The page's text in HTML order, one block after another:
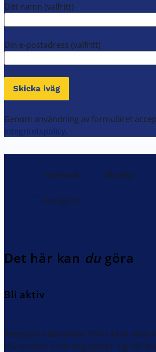
Ditt namn (valfritt)
Din e-postadress (valfritt)
Skicka iväg
Genom användning av formuläret
integritetspolicy.
Facebook Bluesky
Instagram
Det här kan dugöra
Bli aktiv
Återställ Våtmarker finns tack vare
människor som engagerar sig för